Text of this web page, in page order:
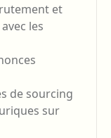
et
les
de sourcing
sur